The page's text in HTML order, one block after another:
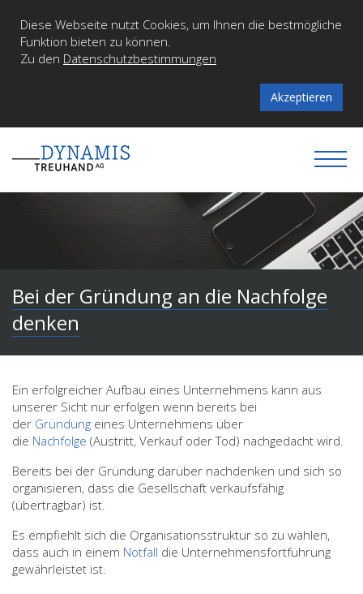
Diese Webseite nutzt Cookies, um Ihnen die bestmögliche
Funktion bieten zu können.
Zu den Datenschutzbestimmungen
Akzeptieren
Bei der Gründung an die Nachfolge
denken
Ein erfolgreicher Aufbau eines Unternehmens kann aus
unserer Sicht nur erfolgen wenn bereits bei
der Gründung eines Unternehmens über
die Nachfolge (Austritt, Verkauf oder Tod) nachgedacht wird.
Bereits bei der Gründung darüber nachdenken und sich so
organisieren, dass die Gesellschaft verkaufsfähig
(übertragbar) ist.
Es empfiehlt sich die Organisationsstruktur so zu wählen,
dass auch in einem Notfall die Unternehmensfortführung
gewährleistet ist.